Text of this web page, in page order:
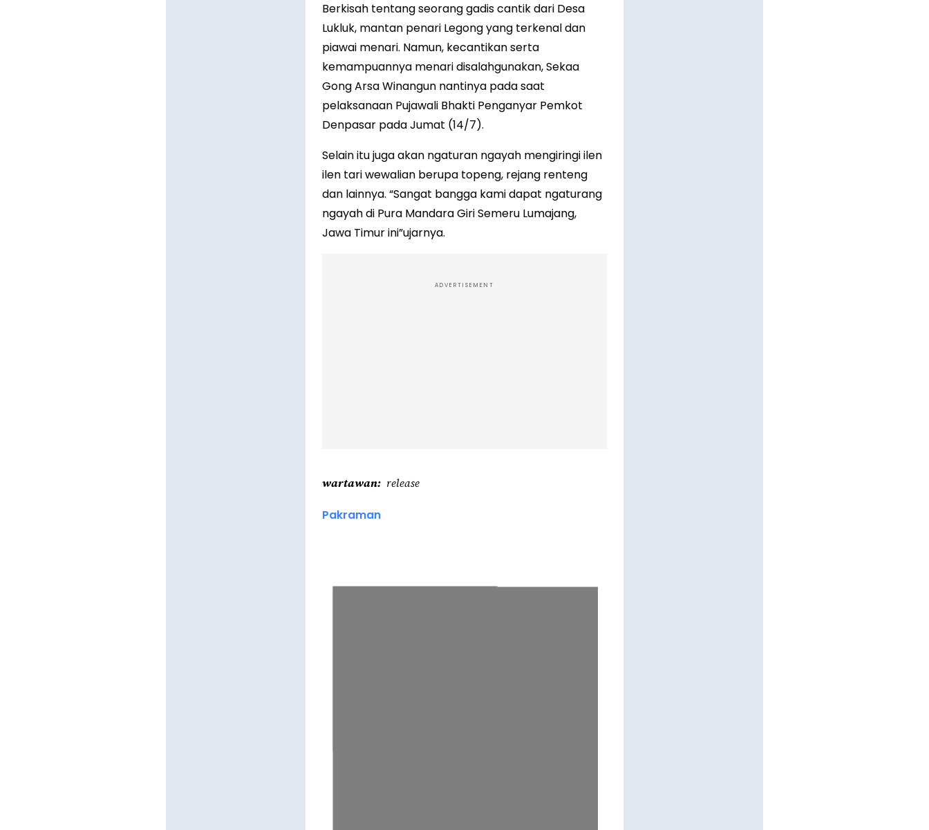
Berkisah tentang seorang gadis cantik dari Desa
Lukluk, mantan penari Legong yang terkenal dan
piawai menari. Namun, kecantikan serta
kemampuannya menari disalahgunakan, Sekaa
Gong Arsa Winangun nantinya pada saat
pelaksanaan Pujawali Bhakti Penganyar Pemkot
Denpasar pada Jumat (14/7).
Selain itu juga akan ngaturan ngayah mengiringi ilen
ilen tari wewalian berupa topeng, rejang renteng
dan lainnya. “Sangat bangga kami dapat ngaturang
ngayah di Pura Mandara Giri Semeru Lumajang,
Jawa Timur ini”ujarnya.
ADVERTISEMENT
wartawan release
Pakraman